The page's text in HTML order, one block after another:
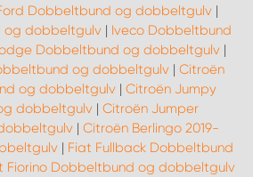
Dobbeltbund og dobbeltgulv |
og dobbeltgulv| Iveco Dobbeltbund
Dobbeltbund og dobbeltgulv|
og dobbeltgulv | Citroën
og dobbeltgulv| Citroën Jumpy
dobbeltgulv | Citroën Jumper
| Citroën Berlingo 2019-
| Fiat Fullback Dobbeltbund
Fiorino Dobbeltbund og dobbeltgulv